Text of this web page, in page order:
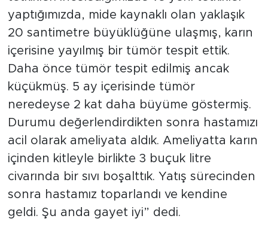
yaptığımızda, mide kaynaklı olan yaklaşık
20 santimetre büyüklüğüne ulaşmış, karın
içerisine yayılmış bir tümör tespit ettik.
Daha önce tümör tespit edilmiş ancak
küçükmüş. 5 ay içerisinde tümör
neredeyse 2 kat daha büyüme göstermiş.
Durumu değerlendirdikten sonra hastamızı
acil olarak ameliyata aldık. Ameliyatta karın
içinden kitleyle birlikte 3 buçuk litre
civarında bir sıvı boşalttık. Yatış sürecinden
sonra hastamız toparlandı ve kendine
geldi. Şu anda gayet iyi” dedi.